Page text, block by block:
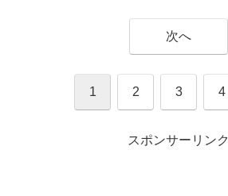
次へ
1 2 3 4
スポンサーリンク